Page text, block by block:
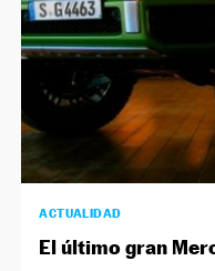
ACTUALIDAD
El último gran